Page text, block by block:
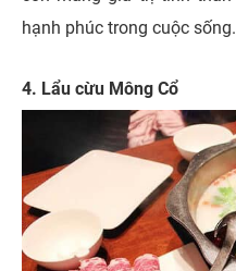
hạnh phúc trong cuộc sống.
4. Lẩu cừu Mông Cổ